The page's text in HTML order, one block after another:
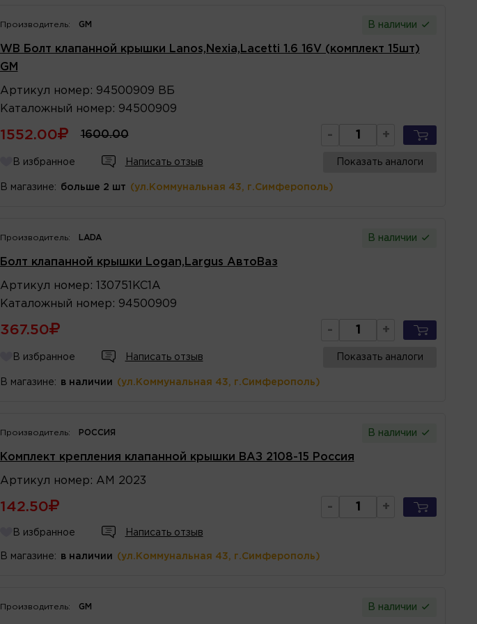
Производитель: GM В наличии
WB Болт клапанной крышки Lanos,Nexia,Lacetti 1.6 16V (комплект 15шт)
GM
Артикул номер : 94500909 ВБ
Каталожный номер : 94500909
1552.00 1600.00 - +
В избранное Написать отзыв Показать аналоги
В магазине: больше 2 шт (ул.Коммунальная 43, г.Симферополь)
Производитель: LADA В наличии
Болт клапанной крышки Logan,Largus АвтоВаз
Артикул номер : 130751KC1A
Каталожный номер : 94500909
367.50 - +
В избранное Написать отзыв Показать аналоги
В магазине: в наличии (ул.Коммунальная 43, г.Симферополь)
Производитель: РОССИЯ В наличии
Комплект крепления клапанной крышки ВАЗ 2108-15 Россия
Артикул номер : АМ 2023
142.50 - +
В избранное Написать отзыв
В магазине: в наличии (ул.Коммунальная 43, г.Симферополь)
Производитель: GM В наличии